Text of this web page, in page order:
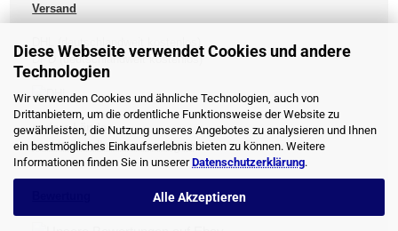
Diese Webseite verwendet Cookies und andere
Technologien
Wir verwenden Cookies und ähnliche Technologien, auch von
Drittanbietern, um die ordentliche Funktionsweise der Website zu
gewährleisten, die Nutzung unseres Angebotes zu analysieren und Ihnen
ein bestmögliches Einkaufserlebnis bieten zu können. Weitere
Informationen finden Sie in unsererDatenschutzerklärung.
Alle Akzeptieren
Versand
DHL (deutschlandweit kostenlos)
DPD (deutschlandweit kostenlos)
UPS
andere Länder
>> Versandkosten anzeigen